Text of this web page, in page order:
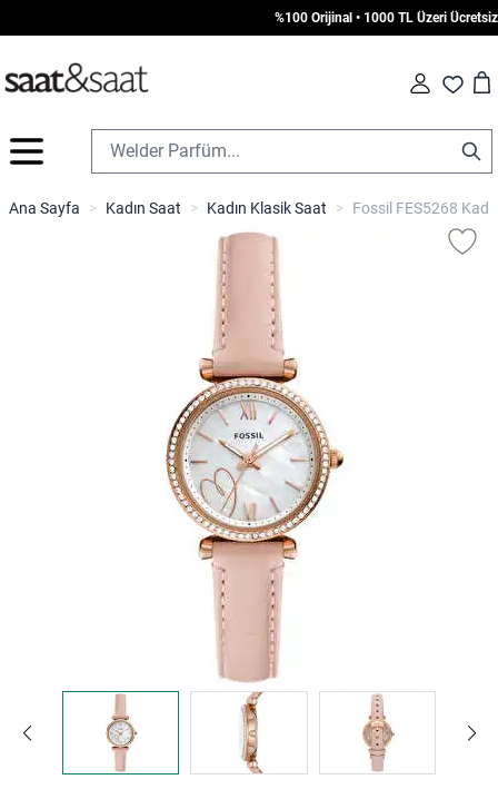
%100 Orijinal • 1000 TL Üzeri Ücretsiz
Fav Cart
İçeriğe geç
Ana Sayfa > Kadın Saat > Kadın Klasik Saat > Fossil FES5268